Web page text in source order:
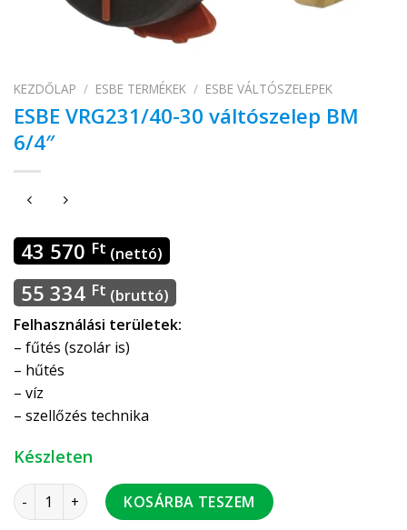
KEZDŐLAP / ESBE TERMÉKEK / ESBE VÁLTÓSZELEPEK
ESBE VRG231/40-30 váltószelep BM
6/4″
43 570 Ft (nettó)
55 334 Ft (bruttó)
Felhasználási területek:
– fűtés (szolár is)
– hűtés
– víz
– szellőzés technika
Készleten
ESBE VRG231/40-30 váltószelep BM 6/4" mennyiség
KOSÁRBA TESZEM